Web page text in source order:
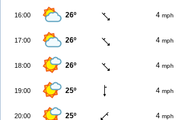
16:00 26º 4 mph
17:00 26º 4 mph
18:00 26º 4 mph
19:00 25º 4 mph
20:00 25º 4 mph